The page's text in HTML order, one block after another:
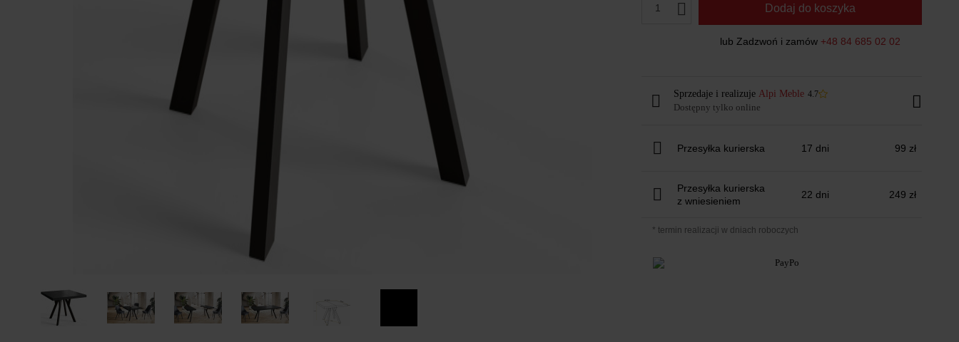
1 Dodaj do koszyka
lub Zadzwoń i zamów +48 84 685 02 02
Sprzedaje i realizuje Alpi Meble 4.7
Dostępny tylko online
Przesyłka kurierska 17 dni 99 zł
Przesyłka kurierska
z wniesieniem
22 dni 249 zł
* termin realizacji w dniach roboczych